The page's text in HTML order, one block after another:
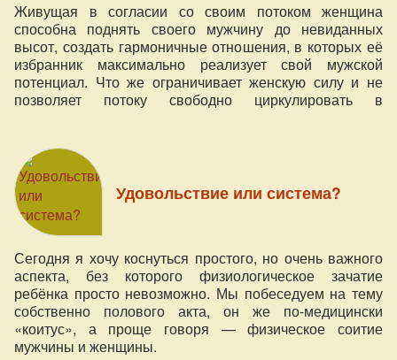
Живущая в согласии со своим потоком женщина
способна поднять своего мужчину до невиданных
высот, создать гармоничные отношения, в которых её
избранник максимально реализует свой мужской
потенциал. Что же ограничивает женскую силу и не
позволяет потоку свободно циркулировать в
Удовольствие или система?
Сегодня я хочу коснуться простого, но очень важного
аспекта, без которого физиологическое зачатие
ребёнка просто невозможно. Мы побеседуем на тему
собственно полового акта, он же по-медицински
«коитус», а проще говоря — физическое соитие
мужчины и женщины.